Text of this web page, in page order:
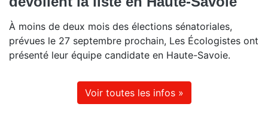
À moins de deux mois des élections sénatoriales,
prévues le 27 septembre prochain, Les Écologistes ont
présenté leur équipe candidate en Haute-Savoie.
Voir toutes les infos »